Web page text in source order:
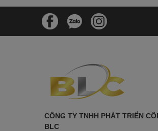
CÔNG TY TNHH PHÁT TRIỂN
BLC